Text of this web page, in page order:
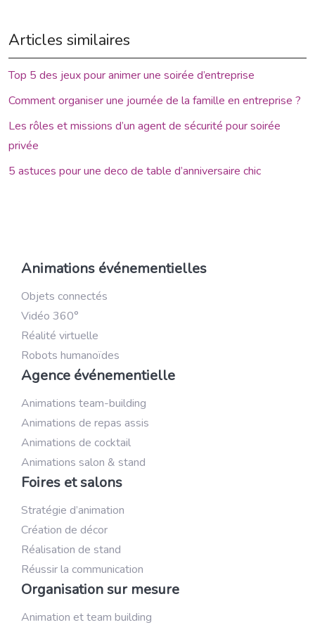
Articles similaires
Top 5 des jeux pour animer une soirée d’entreprise
Comment organiser une journée de la famille en entreprise ?
Les rôles et missions d’un agent de sécurité pour soirée
privée
5 astuces pour une deco de table d’anniversaire chic
Animations événementielles
Objets connectés
Vidéo 360°
Réalité virtuelle
Robots humanoïdes
Agence événementielle
Animations team-building
Animations de repas assis
Animations de cocktail
Animations salon & stand
Foires et salons
Stratégie d’animation
Création de décor
Réalisation de stand
Réussir la communication
Organisation sur mesure
Animation et team building